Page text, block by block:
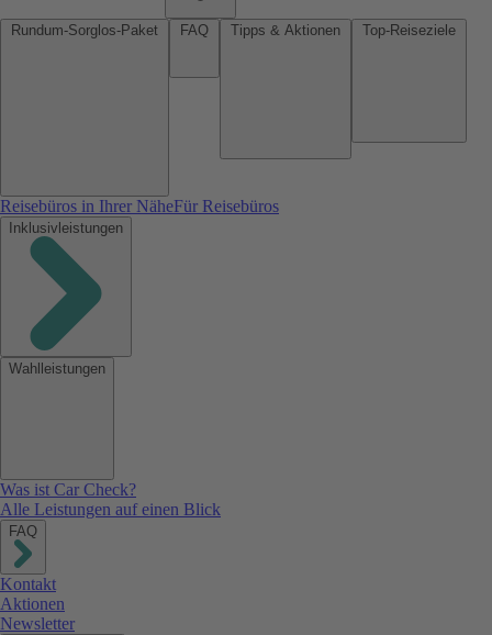
Reisebüros in Ihrer NäheFür Reisebüros
Inklusivleistungen
Wahlleistungen
Was ist Car Check?
Alle Leistungen auf einen Blick
FAQ
Kontakt
Aktionen
Newsletter